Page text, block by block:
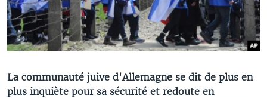
La communauté juive d'Allemagne se dit de plus en
plus inquiète pour sa sécurité et redoute en